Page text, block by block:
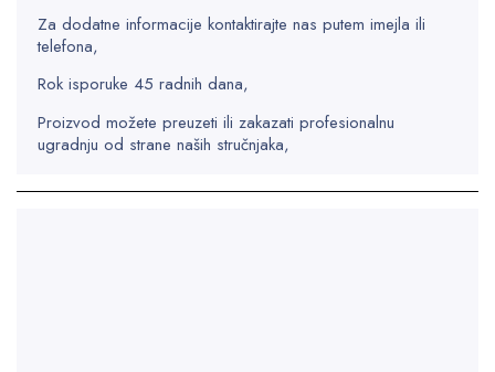
Za dodatne informacije kontaktirajte nas putem imejla ili
telefona,
Rok isporuke 45 radnih dana,
Proizvod možete preuzeti ili zakazati profesionalnu
ugradnju od strane naših stručnjaka,